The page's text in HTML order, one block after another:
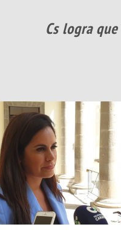
Cs logra